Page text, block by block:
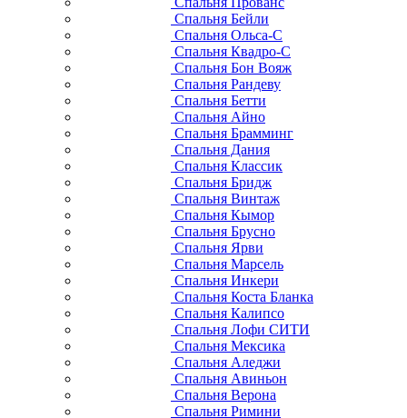
Спальня Бейли
Спальня Ольса-С
Спальня Квадро-С
Спальня Бон Вояж
Спальня Рандеву
Спальня Бетти
Спальня Айно
Спальня Брамминг
Спальня Дания
Спальня Классик
Спальня Бридж
Спальня Винтаж
Спальня Кымор
Спальня Брусно
Спальня Ярви
Спальня Марсель
Спальня Инкери
Спальня Коста Бланка
Спальня Калипсо
Спальня Лофи СИТИ
Спальня Мексика
Спальня Аледжи
Спальня Авиньон
Спальня Верона
Спальня Римини